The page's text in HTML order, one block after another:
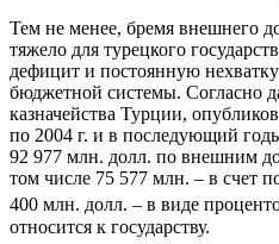
Тем не менее, бремя внешнего
тяжело для турецкого
дефицит и постоянную нехватку
бюджетной системы. Согласно
казначейства Турции,
по 2004 г. и в последующий
92 977 млн. долл. по внешним
том числе 75 577 млн. – в счет
400 млн. долл. – в виде
относится к государству.